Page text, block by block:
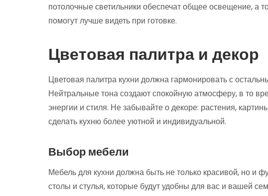
потолочные светильники обеспечат общее освещение, а
помогут лучше видеть при готовке.
Цветовая палитра и декор
Цветовая палитра кухни должна гармонировать с
Нейтральные тона создают спокойную атмосферу, в то
энергии и стиля. Не забывайте о декоре: растения,
сделать кухню более уютной и индивидуальной.
Выбор мебели
Мебель для кухни должна быть не только красивой, но и
столы и стулья, которые будут удобны для вас и вашей